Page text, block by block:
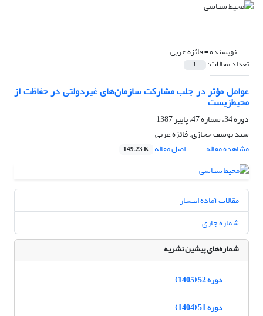
نویسنده =فائزه عربی
تعداد مقالات: 1
عوامل مؤثر در جلب مشارکت سازمان‌های غیردولتی در حفاظت از
محیط‌زیست
دوره 34، شماره 47، پاییز 1387
سید یوسف حجازی، فائزه عربی
مشاهده مقاله
اصل مقاله 149.23 K
مقالات آماده انتشار
شماره جاری
شماره‌های پیشین نشریه
دوره 52 (1405)
دوره 51 (1404)